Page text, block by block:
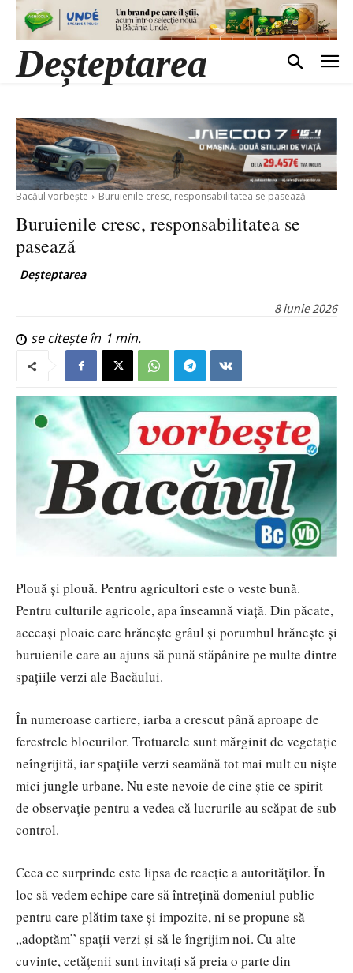
Deșteptarea
Bacăul vorbește Buruienile cresc, responsabilitatea se pasează
Buruienile cresc, responsabilitatea se
pasează
Deșteptarea
8 iunie 2026
se citește în 1 min.
Plouă și plouă. Pentru agricultori este o veste bună.
Pentru culturile agricole, apa înseamnă viață. Din păcate,
aceeași ploaie care hrănește grâul și porumbul hrănește și
buruienile care au ajuns să pună stăpânire pe multe dintre
spațiile verzi ale Bacăului.
În numeroase cartiere, iarba a crescut până aproape de
ferestrele blocurilor. Trotuarele sunt mărginit de vegetație
neîngrijită, iar spațiile verzi seamănă tot mai mult cu niște
mici jungle urbane. Nu este nevoie de cine știe ce spirit
de observație pentru a vedea că lucrurile au scăpat de sub
control.
Ceea ce surprinde este lipsa de reacție a autorităților. În
loc să vedem echipe care să întrețină domeniul public
pentru care plătim taxe și impozite, ni se propune să
„adoptăm” spații verzi și să le îngrijim noi. Cu alte
cuvinte, cetățenii sunt invitați să preia o parte din